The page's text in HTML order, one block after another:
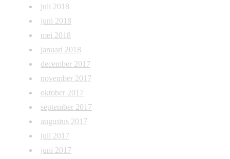
juli 2018
juni 2018
mei 2018
januari 2018
december 2017
november 2017
oktober 2017
september 2017
augustus 2017
juli 2017
juni 2017